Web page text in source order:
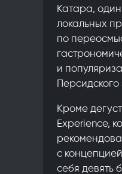
Катара,
локальных
по
и
Персидского
Кроме
Experience,
с
себя девять